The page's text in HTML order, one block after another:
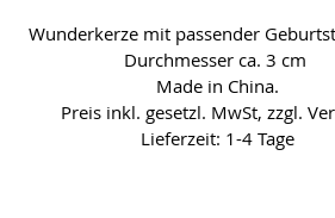
Wunderkerze mit passender
Durchmesser ca. 3 cm
Made in China.
Preis inkl. gesetzl. MwSt, zzgl.
Lieferzeit: 1-4 Tage